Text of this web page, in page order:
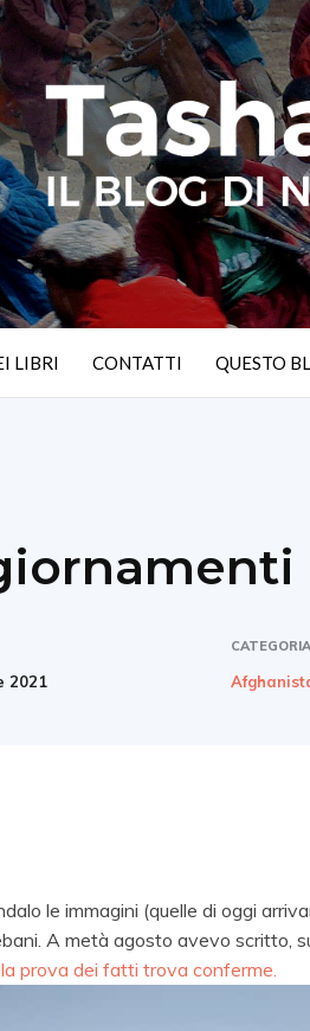
LIBRI CONTATTI QUESTO
2021
CATEGORIA
le immagini (quelle di oggi
A metà agosto avevo scritto,
prova dei fatti trova conferme.